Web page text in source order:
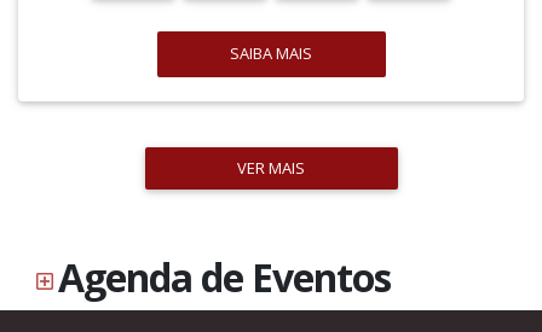
SAIBA MAIS
VER MAIS
Agenda de Eventos